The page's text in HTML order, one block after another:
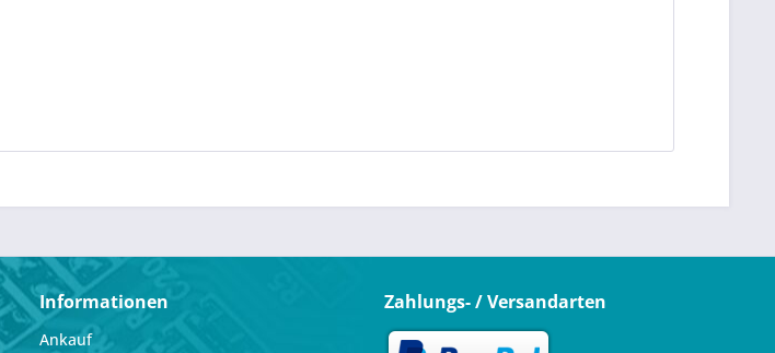
Informationen
Ankauf
Zahlungs- / Versandarten